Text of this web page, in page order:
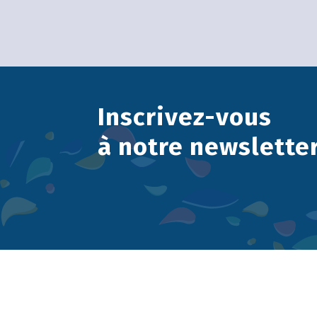
Inscrivez-vous
à notre